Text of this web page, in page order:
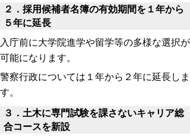
２．採用候補者名簿の有効期間を１年から
５年に延長
入庁前に大学院進学や留学等の多様な選択が
可能になります。
警察行政については１年から２年に延長しま
す。
３．土木に専門試験を課さないキャリア総
合コースを新設